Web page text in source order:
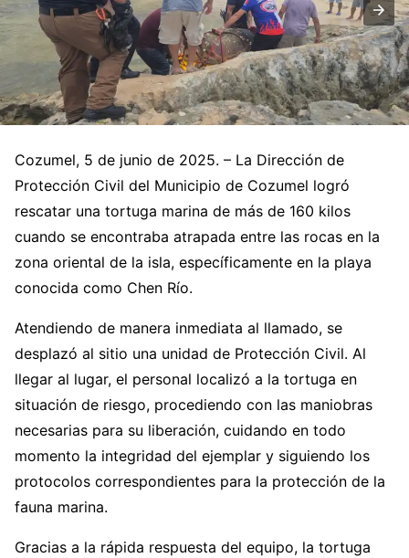
Cozumel, 5 de junio de 2025. – La Dirección de
Protección Civil del Municipio de Cozumel logró
rescatar una tortuga marina de más de 160 kilos
cuando se encontraba atrapada entre las rocas en la
zona oriental de la isla, específicamente en la playa
conocida como Chen Río.
Atendiendo de manera inmediata al llamado, se
desplazó al sitio una unidad de Protección Civil. Al
llegar al lugar, el personal localizó a la tortuga en
situación de riesgo, procediendo con las maniobras
necesarias para su liberación, cuidando en todo
momento la integridad del ejemplar y siguiendo los
protocolos correspondientes para la protección de la
fauna marina.
Gracias a la rápida respuesta del equipo, la tortuga